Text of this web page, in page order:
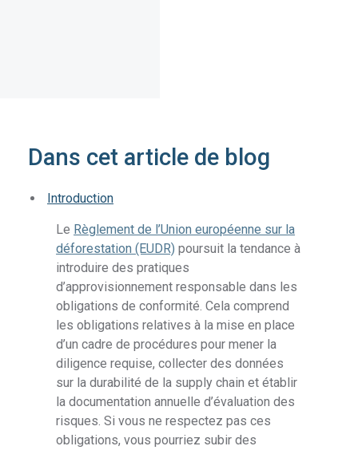
Dans cet article de blog
Introduction
Le Règlement de l’Union européenne sur la
déforestation (EUDR) poursuit la tendance à
introduire des pratiques
d’approvisionnement responsable dans les
obligations de conformité. Cela comprend
les obligations relatives à la mise en place
d’un cadre de procédures pour mener la
diligence requise, collecter des données
sur la durabilité de la supply chain et établir
la documentation annuelle d’évaluation des
risques. Si vous ne respectez pas ces
obligations, vous pourriez subir des